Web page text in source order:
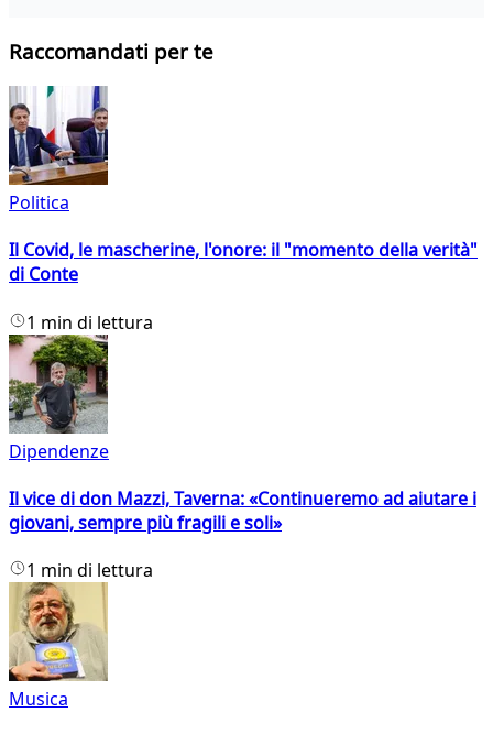
Raccomandati per te
Politica
Il Covid, le mascherine, l'onore: il "momento della verità"
di Conte
1 min di lettura
Dipendenze
Il vice di don Mazzi, Taverna: «Continueremo ad aiutare i
giovani, sempre più fragili e soli»
1 min di lettura
Musica